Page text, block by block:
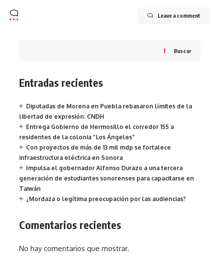
Leave a comment
Buscar
Entradas recientes
Diputadas de Morena en Puebla rebasaron límites de la
libertad de expresión: CNDH
Entrega Gobierno de Hermosillo el corredor 155 a
residentes de la colonia “Los Ángeles”
Con proyectos de más de 13 mil mdp se fortalece
infraestructura eléctrica en Sonora
Impulsa el gobernador Alfonso Durazo a una tercera
generación de estudiantes sonorenses para capacitarse en
Taiwán
¿Mordaza o legítima preocupación por las audiencias?
Comentarios recientes
No hay comentarios que mostrar.